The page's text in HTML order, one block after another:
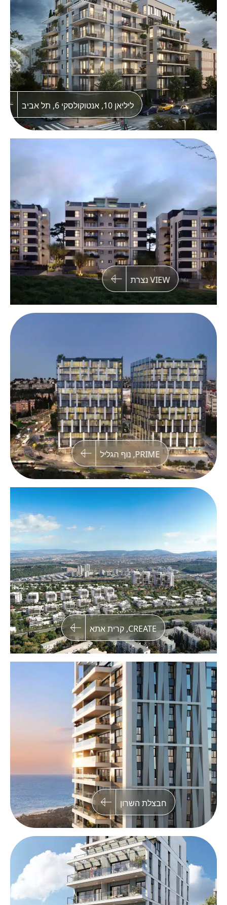
ליליאן 10, אנטוקולסקי 6, תל אביב
בנייני בוטיק יוקרתיים בשכונת נמסאווי המבוקשת
בנצרת בתכנונו המוקפד של אדריכל נאזמי
,שחאדה. חווית מגורים איכותית בעיצוב מודרני
ומפרט עשיר ומוקפד.
VIEW נצרת
PRIME, נוף הגליל
פרויקט מגורים מוקפד בגבעת הכלניות, קרית אתא,
הכולל 4 מגדלי מגורים ו-25 בנייני בוטיק
CREATE, קרית אתא
חבצלת השרון
בקרוב! שני מגדלי מגורים במיקום הטוב ביותר
בשכונת חבצלת השרון בנתניה
חבצלת השרון
רמברנדט 30, תל אביב
יחידות דיור יוקרתיות וחניון תת קרקעי
כפר סבא
פרויקט פינוי-בינוי מתחם גאולה בכפר סבא
במסגרתו ייבנו 151 יחידות דיור בשלושה בניינים
המתוכננים בקפידה